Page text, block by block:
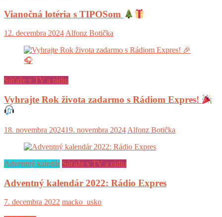
Vianočná lotéria s TIPOSom
12. decembra 2024Alfonz Botička
Súťaže v TV a rádiu
Vyhrajte Rok života zadarmo s Rádiom Expres!
18. novembra 202419. novembra 2024 Alfonz Botička
Adventný kaledár Súťaže v TV a rádiu
Adventný kalendár 2022: Rádio Expres
7. decembra 2022 macko_usko